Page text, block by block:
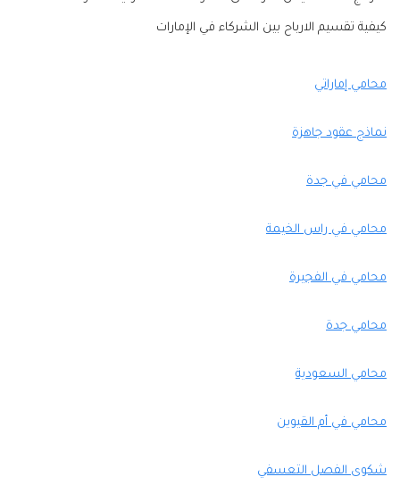
كيفية تقسيم الارباح بين الشركاء في الإمارات
محامي إماراتي
نماذج عقود جاهزة
محامي في جدة
محامي في راس الخيمة
محامي في الفجيرة
محامي جدة
محامي السعودية
محامي في أم القيوين
شكوى الفصل التعسفي